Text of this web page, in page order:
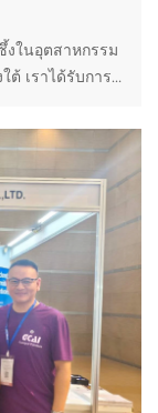
นอร์ขนาด
ในอุตสาหกรรม
ต้ เราได้รับการ
นับสนุนโดยห่วงโซ่
ตรฐาน...